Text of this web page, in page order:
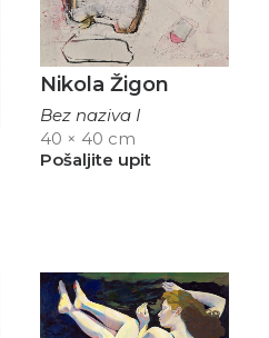
Nikola Žigon
Bez naziva I
40 × 40 cm
Pošaljite upit